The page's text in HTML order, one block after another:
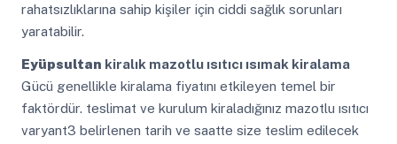
rahatsızlıklarına sahip kişiler için ciddi sağlık sorunları
yaratabilir.
Eyüpsultan kiralık mazotlu ısıtıcı ısımak kiralama
Gücü genellikle kiralama fiyatını etkileyen temel bir
faktördür. teslimat ve kurulum kiraladığınız mazotlu ısıtıcı
varyant3 belirlenen tarih ve saatte size teslim edilecek